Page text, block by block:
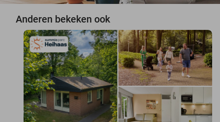
Anderen bekeken ook